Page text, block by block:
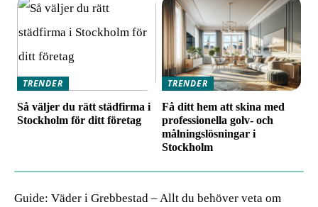
TRENDER
Så väljer du rätt städfirma i
Stockholm för ditt företag
TRENDER
Få ditt hem att skina med
professionella golv- och
målningslösningar i
Stockholm
Guide: Väder i Grebbestad – Allt du behöver veta om